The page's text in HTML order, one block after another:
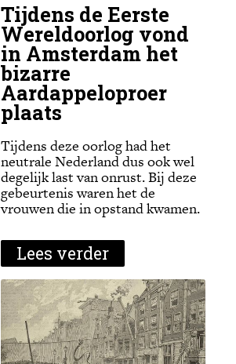
Tijdens de Eerste
Wereldoorlog vond
in Amsterdam het
bizarre
Aardappeloproer
plaats
Tijdens deze oorlog had het
neutrale Nederland dus ook wel
degelijk last van onrust. Bij deze
gebeurtenis waren het de
vrouwen die in opstand kwamen.
Lees verder